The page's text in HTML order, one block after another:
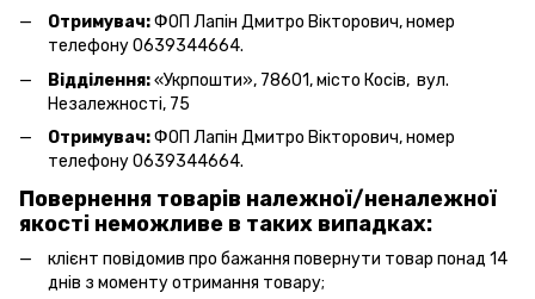
Отримувач:ФОП Лапін Дмитро Вікторович, номер
телефону 0639344664.
Відділення:«Укрпошти», 78601, місто Косів, вул.
Незалежності, 75
Отримувач:ФОП Лапін Дмитро Вікторович, номер
телефону 0639344664.
Повернення товарів належної/неналежної
якості неможливе в таких випадках:
клієнт повідомив про бажання повернути товар понад 14
днів з моменту отримання товару;